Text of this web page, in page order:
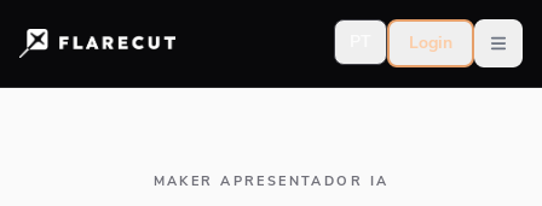
Login
MAKER APRESENTADOR IA